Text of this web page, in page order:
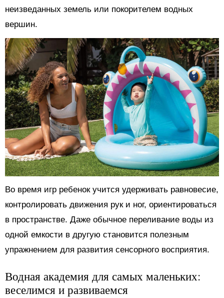
неизведанных земель или покорителем водных
вершин.
Во время игр ребенок учится удерживать равновесие,
контролировать движения рук и ног, ориентироваться
в пространстве. Даже обычное переливание воды из
одной емкости в другую становится полезным
упражнением для развития сенсорного восприятия.
Водная академия для самых маленьких:
веселимся и развиваемся